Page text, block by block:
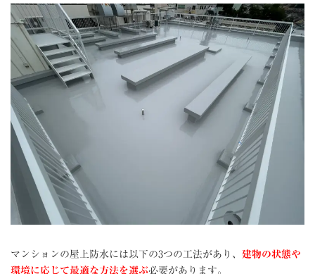
マンションの屋上防水には以下の3つの工法があり、 建物の状態や
環境に応じて最適な方法を選ぶ必要があります。